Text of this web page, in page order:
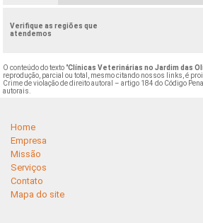
Verifique as regiões que
atendemos
O conteúdo do texto "Clínicas Veterinárias no Jardim das
reprodução, parcial ou total, mesmo citando nossos links, é
Crime de violação de direito autoral – artigo 184 do Código
autorais
Home
Empresa
Missão
Serviços
Contato
Mapa do site